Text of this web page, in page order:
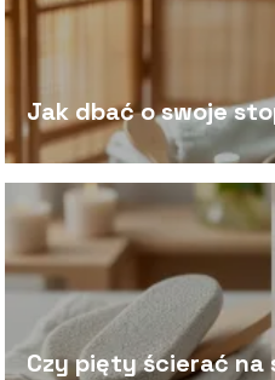
Jak dbać o swoje
Czy pięty ścierać na